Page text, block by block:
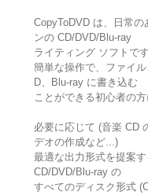
CopyToDVD は、日常
ンの CD/DVD/Blu-ray
ライティング ソフトです
簡単な操作で、ファイ
D、Blu-ray に書き込む
ことができる初心者の
必要に応じて (音楽 CD
デオの作成など...)
最適な出力形式を提案
CD/DVD/Blu-ray の
すべてのディスク形式